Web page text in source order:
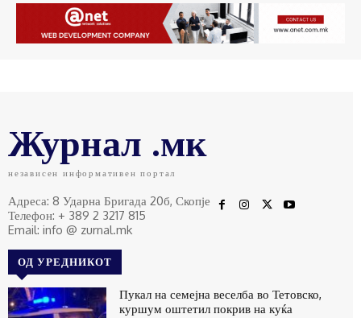
Журнал .мк
независен информативен портал
Адреса: 8 Ударна Бригада 20б, Скопје
Телефон: + 389 2 3217 815
Email: info @ zurnal.mk
ОД УРЕДНИКОТ
Пукал на семејна веселба во Тетовско,
куршум оштетил покрив на куќа